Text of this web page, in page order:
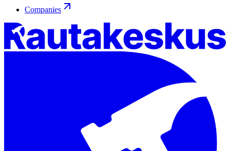
Companies